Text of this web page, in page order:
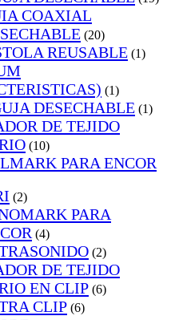
COAXIAL
(20)
REUSABLE (1)
(1)
DESECHABLE (1)
DE TEJIDO
(10)
PARA ENCOR
(2)
PARA
(4)
(2)
DE TEJIDO
EN CLIP (6)
CLIP (6)